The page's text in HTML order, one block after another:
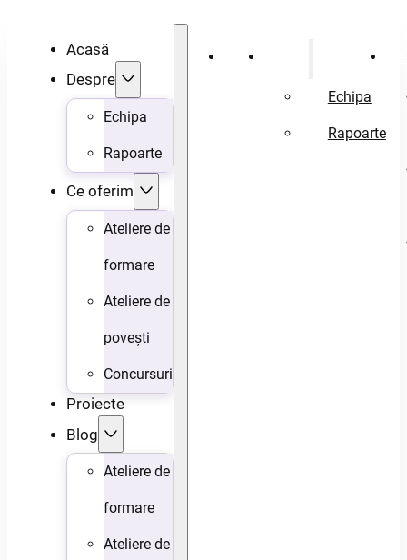
Acasă
Despre
Echipa
Rapoarte
Ce oferim
Ateliere de
formare
Ateliere de
povești
Concursuri
Proiecte
Blog
Ateliere de
formare
Ateliere de
Acasă
Echipa
Rapoarte